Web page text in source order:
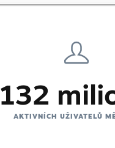
132
AKTIVNÍCH UŽIVATELŮ